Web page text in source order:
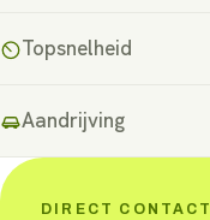
Topsnelheid
Aandrijving
DIRECT CONTACT